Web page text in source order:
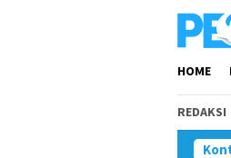
HOME
REDAKSI